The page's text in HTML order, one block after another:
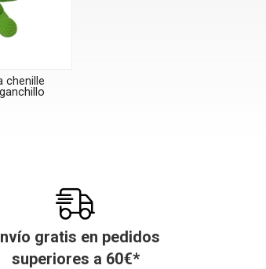
chenille
gratis en pedidos
superiores a 60€*